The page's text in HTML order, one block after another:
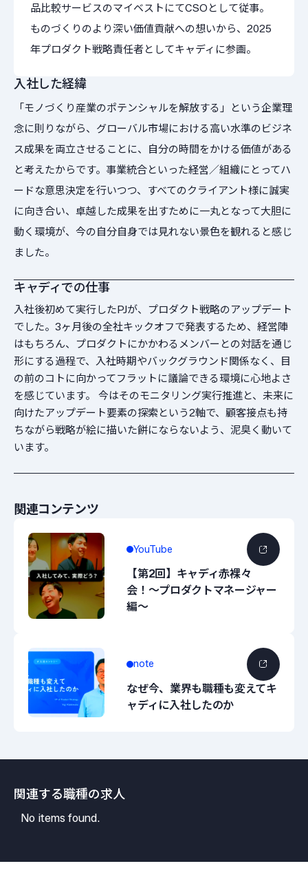
品比較サービスのマイベストにてCSOとして従事。
ものづくりのより深い価値貢献への想いから、2025
年プロダクト戦略責任者としてキャディに参画。
入社した経緯
「モノづくり産業のポテンシャルを解放する」という企業理
念に則りながら、グローバル市場における高い水準のビジネ
ス成果を両立させることに、自分の時間をかける価値がある
と考えたからです。事業統合といった経営／組織にとってハ
ードな意思決定を行いつつ、すべてのクライアント様に誠実
に向き合い、卓越した成果を出すために一丸となって大胆に
動く環境が、今の自分自身では見れない景色を観れると感じ
ました。
キャディでの仕事
入社後初めて実行したPJが、プロダクト戦略のアップデート
でした。3ヶ月後の全社キックオフで発表するため、経営陣
はもちろん、プロダクトにかかわるメンバーとの対話を通じ
形にする過程で、入社時期やバックグラウンド関係なく、目
の前のコトに向かってフラットに議論できる環境に心地よさ
を感じています。 今はそのモニタリング実行推進と、未来に
向けたアップデート要素の探索という2軸で、顧客接点も持
ちながら戦略が絵に描いた餅にならないよう、泥臭く動いて
います。
関連コンテンツ
YouTube
【第2回】キャディ赤裸々
会！〜プロダクトマネージャー
編〜
note
なぜ今、業界も職種も変えてキ
ャディに入社したのか
関連する職種の求人
No items found.